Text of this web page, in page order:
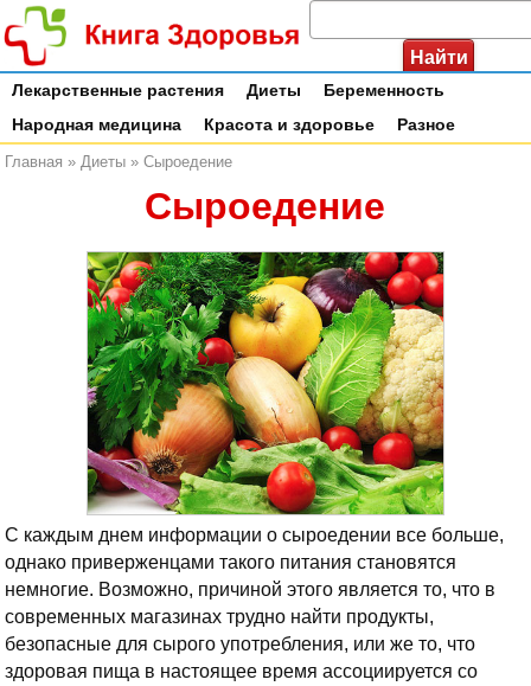
Лекарственные растения Диеты
Беременность
Народная медицина
Красота и здоровье Разное
Главная » Диеты » Сыроедение
Сыроедение
С каждым днем информации о сыроедении все больше,
однако приверженцами такого питания становятся
немногие. Возможно, причиной этого является то, что в
современных магазинах трудно найти продукты,
безопасные для сырого употребления, или же то, что
здоровая пища в настоящее время ассоциируется со